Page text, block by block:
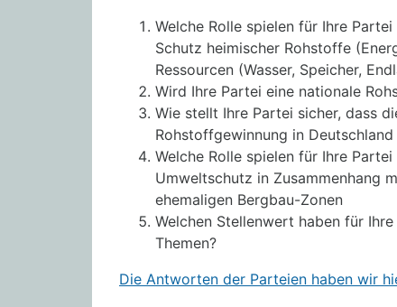
Welche Rolle spielen für Ihre
Schutz heimischer Rohstoffe
Ressourcen (Wasser, Speicher,
Wird Ihre Partei eine nationale
Wie stellt Ihre Partei sicher, dass
Rohstoffgewinnung in
Welche Rolle spielen für Ihre
Umweltschutz in Zusammenhang
ehemaligen Bergbau-Zonen
Welchen Stellenwert haben für
Themen?
Die Antworten der Parteien haben wir